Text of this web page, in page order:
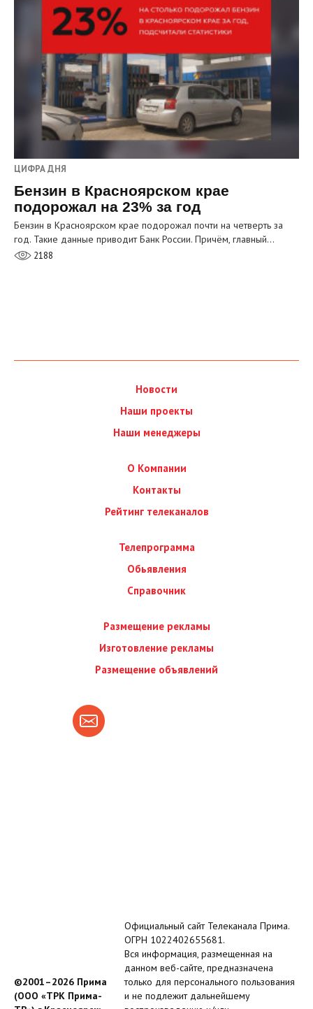
ЦИФРА ДНЯ
Бензин в Красноярском крае
подорожал на 23% за год
Бензин в Красноярском крае подорожал почти на четверть за
год. Такие данные приводит Банк России. Причём, главный…
2188
Новости
Наши проекты
Наши менеджеры
О Компании
Контакты
Рейтинг телеканалов
Телепрограмма
Обьявления
Справочник
Размещение рекламы
Изготовление рекламы
Размещение объявлений
©2001–2026 Прима
(ООО «ТРК Прима-
Официальный сайт Телеканала Прима.
ОГРН 1022402655681.
Вся информация, размещенная на
данном веб-сайте, предназначена
только для персонального пользования
и не подлежит дальнейшему